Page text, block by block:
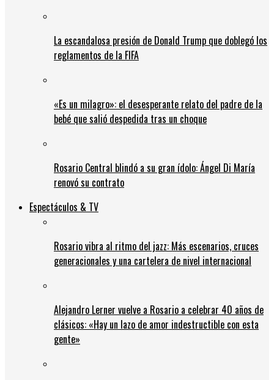
La escandalosa presión de Donald Trump que doblegó los
reglamentos de la FIFA
«Es un milagro»: el desesperante relato del padre de la
bebé que salió despedida tras un choque
Rosario Central blindó a su gran ídolo: Ángel Di María
renovó su contrato
Espectáculos & TV
Rosario vibra al ritmo del jazz: Más escenarios, cruces
generacionales y una cartelera de nivel internacional
Alejandro Lerner vuelve a Rosario a celebrar 40 años de
clásicos: «Hay un lazo de amor indestructible con esta
gente»